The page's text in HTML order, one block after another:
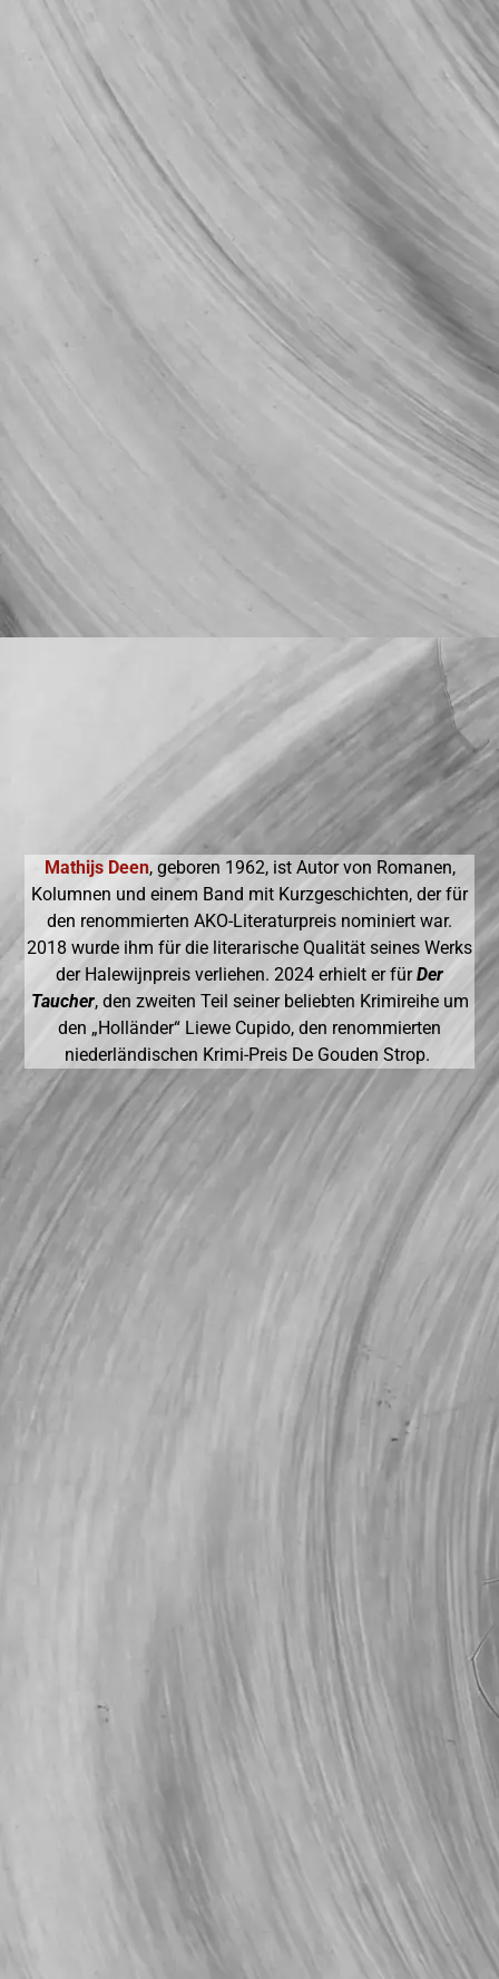
Mathijs Deen, geboren 1962, ist Autor von Romanen,
Kolumnen und einem Band mit Kurzgeschichten, der für
den renommierten AKO-Literaturpreis nominiert war.
2018 wurde ihm für die literarische Qualität seines Werks
der Halewijnpreis verliehen. 2024 erhielt er fürDer
Taucher, den zweiten Teil seiner beliebten Krimireihe um
den „Holländer“ Liewe Cupido, den renommierten
niederländischen Krimi-Preis De Gouden Strop.